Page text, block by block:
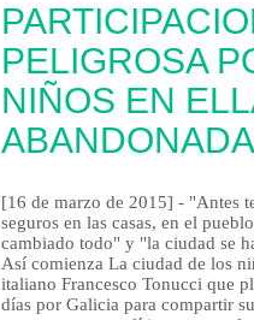
e
n
u
E
s
PELIGROSA
NIÑOS EN
ABANDONADA
[16 de marzo de 2015] - "Antes
seguros en las casas, en el
cambiado todo" y "la ciudad se
Así comienza La ciudad de los
italiano Francesco Tonucci que
días por Galicia para compartir